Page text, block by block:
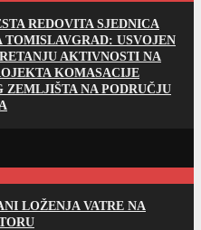
REDOVITA SJEDNICA
TOMISLAVGRAD: USVOJEN
AKTIVNOSTI NA
KOMASACIJE
ZEMLJIŠTA NA PODRUČJU
LOŽENJA VATRE NA